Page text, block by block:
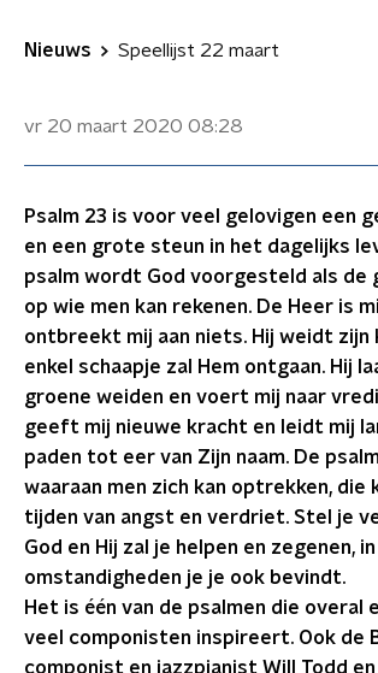
Nieuws Speellijst 22 maart
vr 20 maart 2020 08:28
Psalm 23 is voor veel gelovigen een
en een grote steun in het dagelijks
psalm wordt God voorgesteld als de
op wie men kan rekenen. De Heer is
ontbreekt mij aan niets. Hij weidt zijn
enkel schaapje zal Hem ontgaan. Hij
groene weiden en voert mij naar
geeft mij nieuwe kracht en leidt mij
paden tot eer van Zijn naam. De
waaraan men zich kan optrekken,
tijden van angst en verdriet. Stel je
God en Hij zal je helpen en zegenen,
omstandigheden je je ook bevindt.
Het is één van de psalmen die overal
veel componisten inspireert. Ook de
componist en jazzpianist Will Todd en